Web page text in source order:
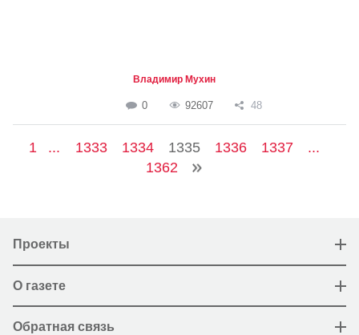
Владимир Мухин
0 92607 48
1 ... 1333 1334 1335 1336 1337
...
1362
Проекты
О газете
Обратная связь